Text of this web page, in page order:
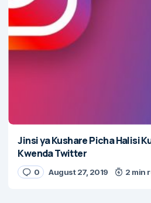
Jinsi ya Kushare Picha Halisi
Kwenda Twitter
0 August 27, 2019 2 min